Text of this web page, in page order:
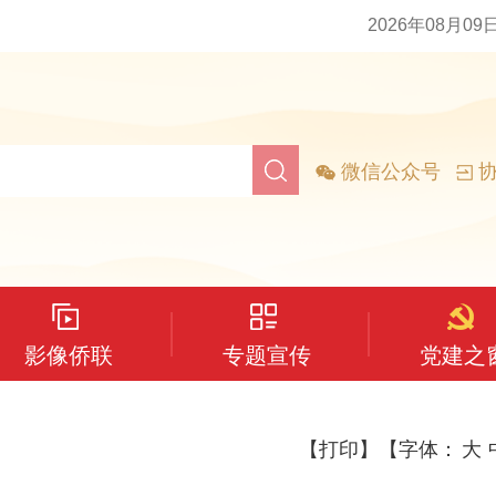
2026年08月09
微信公众号
影像侨联 专题宣传 党建之
【打印】 【字体： 大